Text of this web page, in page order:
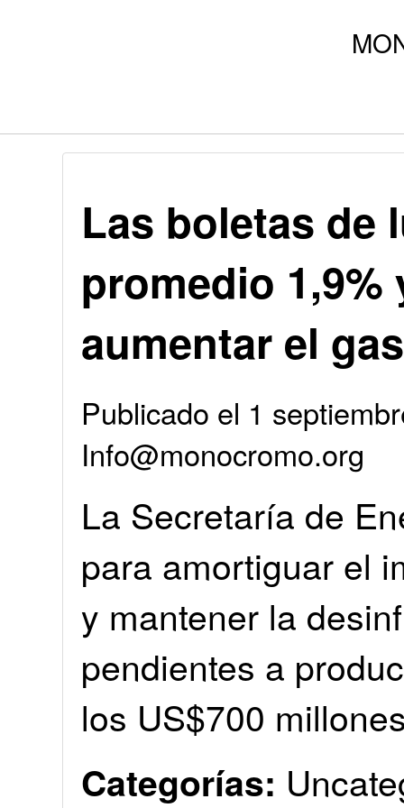
Las boletas de
promedio 1,9%
aumentar el
Publicado el 1
Info@monocromo.org
La Secretaría de
para amortiguar el
y mantener la
pendientes a
los US$700
Categorías: